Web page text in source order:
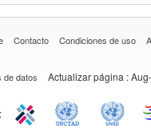
Contacto Condiciones de uso
de datos Actualizar página :